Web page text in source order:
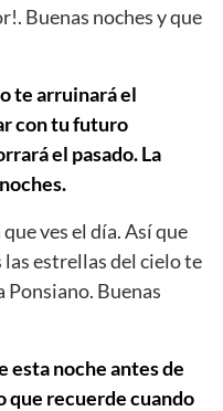
Buenas noches y que
te arruinará el
con tu futuro
el pasado. La
ves el día. Así que
estrellas del cielo te
Ponsiano. Buenas
esta noche antes de
que recuerde cuando